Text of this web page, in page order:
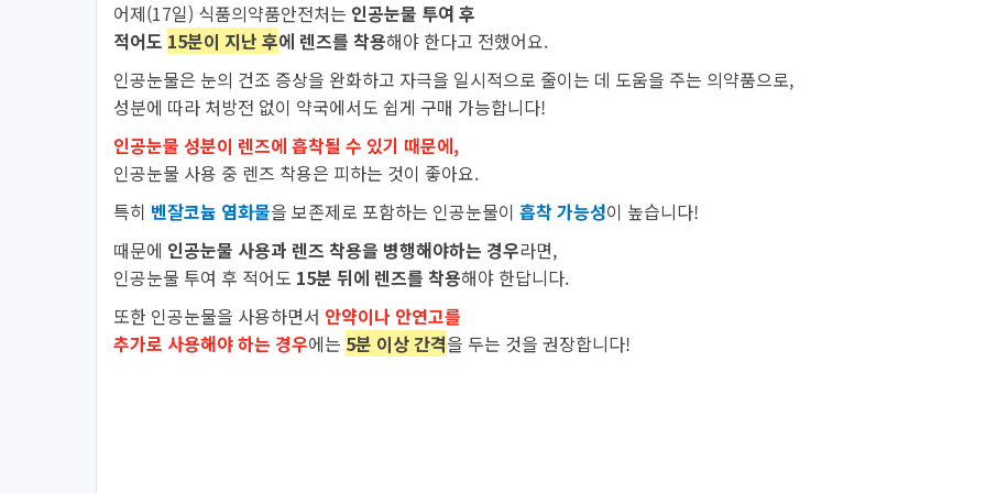
어제(17일) 식품의약품안전처는 인공눈물 투여 후
적어도 15분이 지난 후에 렌즈를 착용해야 한다고 전했어요.
인공눈물은 눈의 건조 증상을 완화하고 자극을 일시적으로 줄이는 데 도움을 주는 의약품으로,
성분에 따라 처방전 없이 약국에서도 쉽게 구매 가능합니다!
인공눈물 성분이 렌즈에 흡착될 수 있기 때문에,
인공눈물 사용 중 렌즈 착용은 피하는 것이 좋아요.
특히 벤잘코늄 염화물을 보존제로 포함하는 인공눈물이 흡착 가능성이 높습니다!
때문에 인공눈물 사용과 렌즈 착용을 병행해야하는 경우라면,
인공눈물 투여 후 적어도 15분 뒤에 렌즈를 착용해야 한답니다.
또한 인공눈물을 사용하면서 안약이나 안연고를
추가로 사용해야 하는 경우에는 5분 이상 간격을 두는 것을 권장합니다!